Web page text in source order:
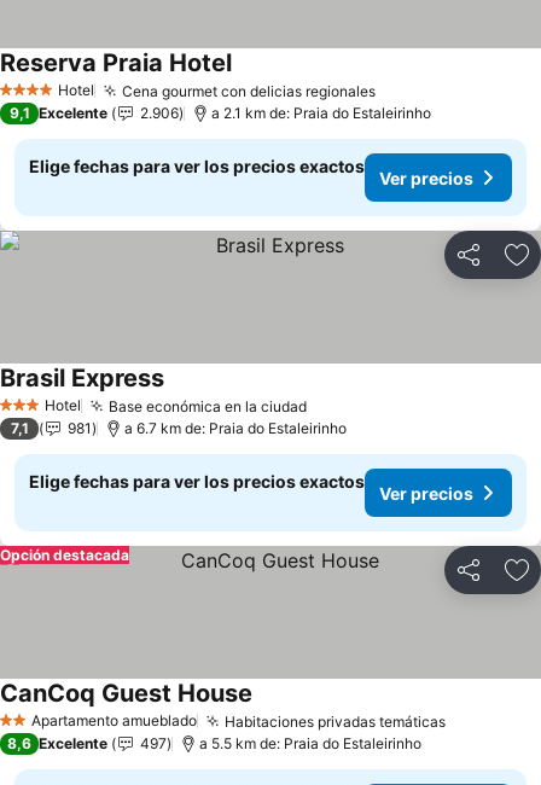
4 EstrellasHotel Cena gourmet con delicias regionales
Reserva Praia Hotel
9,1 Excelente 2.906 a 2.1 km de: Praia do Estaleirinho
Elige fechas para ver los precios exactos
Ver precios
Compartir
3 Estrellas
Hotel Base económica en la ciudad
Brasil Express
7,1 981 a 6.7 km de: Praia do Estaleirinho
Elige fechas para ver los precios exactos
Ver precios
Compartir
Opción destacada
2 EstrellasApartamento amueblado Habitaciones privadas temáticas
CanCoq Guest House
8,6 Excelente 497 a 5.5 km de: Praia do Estaleirinho